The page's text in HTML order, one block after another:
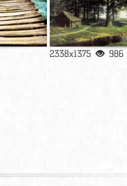
2338x1375 986